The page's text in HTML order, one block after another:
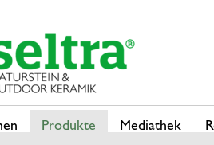
Produkte
Mediathek